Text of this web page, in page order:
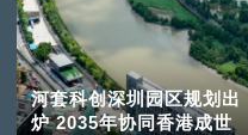
河套科创深圳园区规划出
炉 2035年协同香港成世